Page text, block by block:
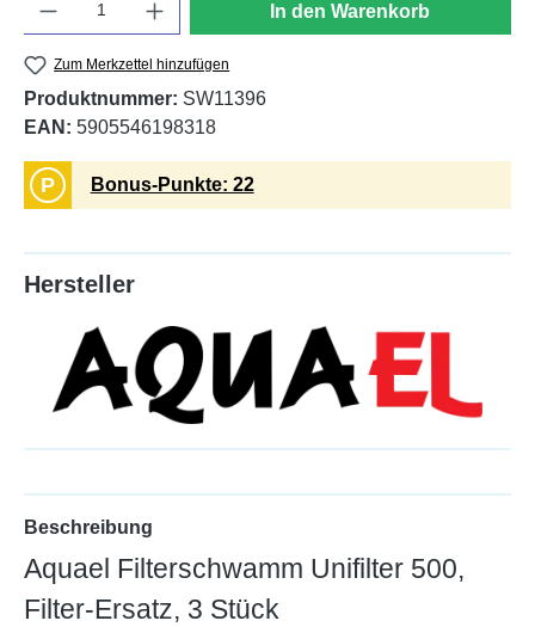
In den Warenkorb
Zum Merkzettel hinzufügen
Produktnummer: SW11396
EAN: 5905546198318
P Bonus-Punkte: 22
Hersteller
Beschreibung
Aquael Filterschwamm Unifilter 500,
Filter-Ersatz, 3 Stück